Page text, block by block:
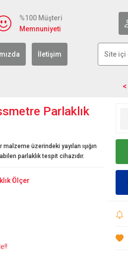
%100 Müşteri
Memnuniyeti
İletişim
Parlaklık
üzerindeki yayılan ışığın
parlaklık tespit cihazıdır.
Ölçer